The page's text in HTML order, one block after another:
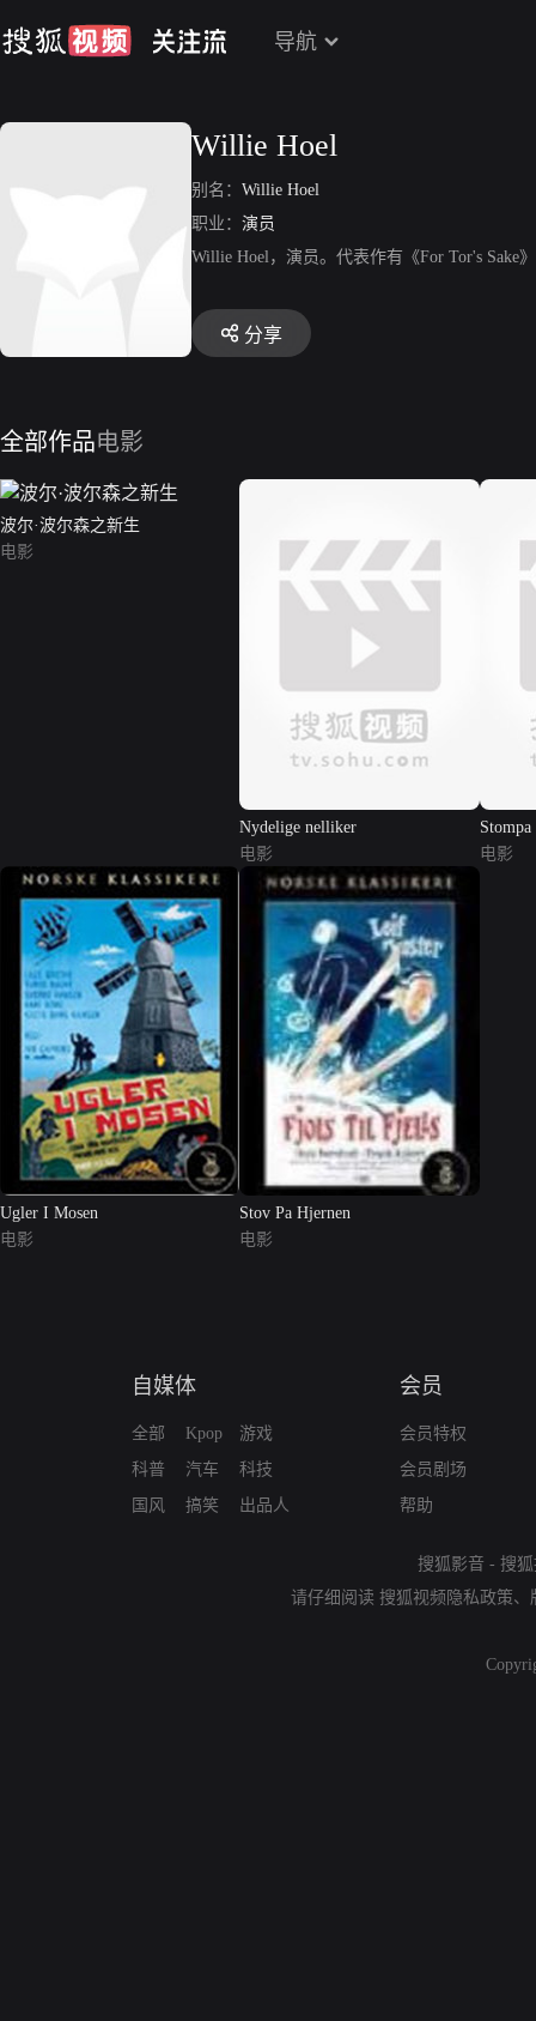
导航
Willie Hoel
别名： Willie Hoel
职业： 演员
Willie Hoel，演员。代表作有《For Tor's Sake
分享
全部作品电影
波尔·波尔森之新生
电影
Nydelige nelliker
电影
电影
Ugler I Mosen
电影
Stov Pa Hjernen
电影
自媒体
全部
科普
国风
Kpop
汽车
搞笑
游戏
科技
出品人
会员
会员特权
会员剧场
帮助
搜狐影音 - 搜
请仔细阅读 搜狐视频隐私政策、